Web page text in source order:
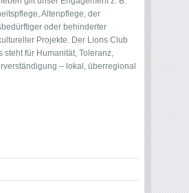
Altenpflege, der
oder behinderter
Projekte. Der Lions Club
steht für Humanität, Toleranz,
– lokal, überregional